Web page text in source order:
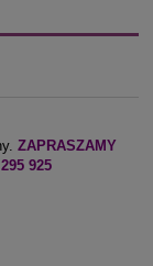
ZAPRASZAMY
925